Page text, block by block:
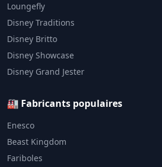
Loungefly
Disney Traditions
Disney Britto
Disney Showcase
Disney Grand Jester
🏭 Fabricants populaires
Enesco
Beast Kingdom
Fariboles